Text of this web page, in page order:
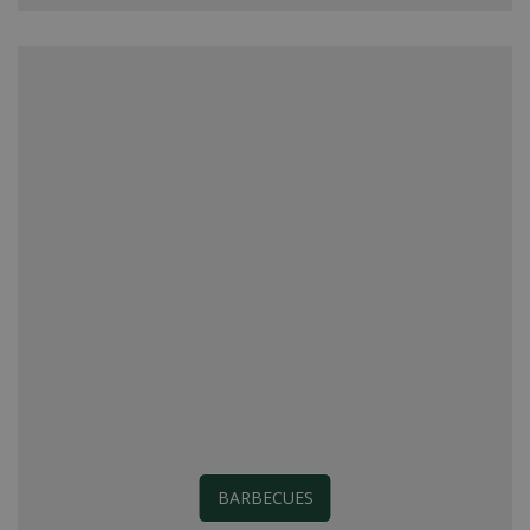
BARBECUES